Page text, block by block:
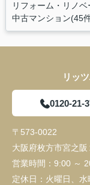
リフォーム・リノ
中古マンション(45
リッ
0120-21-
〒573-0022
大阪府枚方市宮之
営業時間： 9:00 ～
定休日： 火曜日、水